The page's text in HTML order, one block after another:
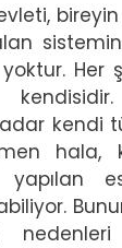
bireyin
sistemin
Her
kendi
hala,